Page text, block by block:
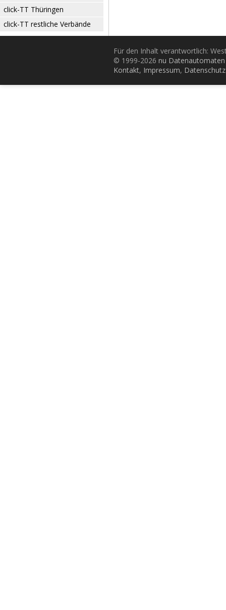
click-TT Thüringen
click-TT restliche Verbände
Für den Inhalt verantwortlich:
© 1999-2026 nu
Kontakt, Impressum, Datenschutz